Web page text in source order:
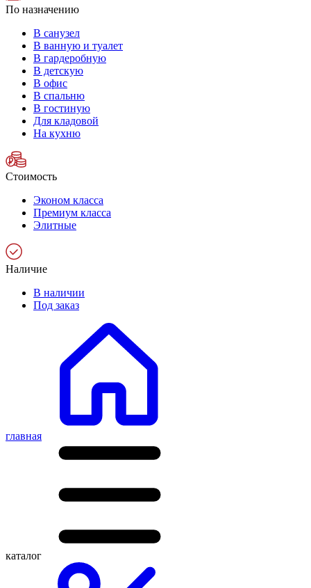
По назначению
В санузел
В ванную и туалет
В гардеробную
В детскую
В офис
В спальню
В гостиную
Для кладовой
На кухню
Стоимость
Эконом класса
Премиум класса
Элитные
Наличие
В наличии
Под заказ
главная
каталог